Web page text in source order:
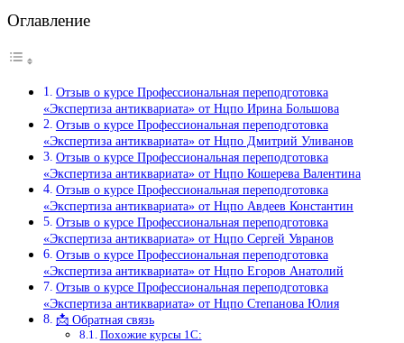
Оглавление
Отзыв о курсе Профессиональная переподготовка
«Экспертиза антиквариата» от Нцпо Ирина Большова
Отзыв о курсе Профессиональная переподготовка
«Экспертиза антиквариата» от Нцпо Дмитрий Уливанов
Отзыв о курсе Профессиональная переподготовка
«Экспертиза антиквариата» от Нцпо Кошерева Валентина
Отзыв о курсе Профессиональная переподготовка
«Экспертиза антиквариата» от Нцпо Авдеев Константин
Отзыв о курсе Профессиональная переподготовка
«Экспертиза антиквариата» от Нцпо Сергей Увранов
Отзыв о курсе Профессиональная переподготовка
«Экспертиза антиквариата» от Нцпо Егоров Анатолий
Отзыв о курсе Профессиональная переподготовка
«Экспертиза антиквариата» от Нцпо Степанова Юлия
📩 Обратная связь
Похожие курсы 1С: